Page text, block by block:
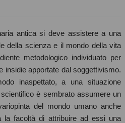
antica si deve assistere a una
della scienza e il mondo della vita
metodologico individuato per
insidie apportate dal soggettivismo.
inaspettato, a una situazione
è sembrato assumere un
del mondo umano anche
la facoltà di attribuire ad essi una